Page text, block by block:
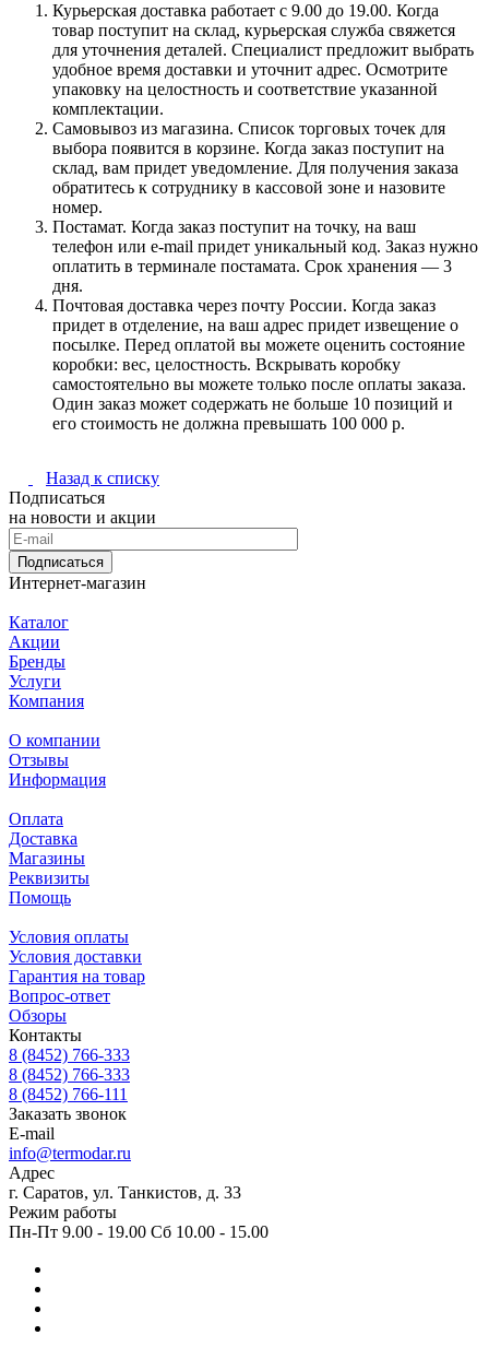
Курьерская доставка работает с 9.00 до 19.00. Когда
товар поступит на склад, курьерская служба свяжется
для уточнения деталей. Специалист предложит выбрать
удобное время доставки и уточнит адрес. Осмотрите
упаковку на целостность и соответствие указанной
комплектации.
Самовывоз из магазина. Список торговых точек для
выбора появится в корзине. Когда заказ поступит на
склад, вам придет уведомление. Для получения заказа
обратитесь к сотруднику в кассовой зоне и назовите
номер.
Постамат. Когда заказ поступит на точку, на ваш
телефон или e-mail придет уникальный код. Заказ нужно
оплатить в терминале постамата. Срок хранения — 3
дня.
Почтовая доставка через почту России. Когда заказ
придет в отделение, на ваш адрес придет извещение о
посылке. Перед оплатой вы можете оценить состояние
коробки: вес, целостность. Вскрывать коробку
самостоятельно вы можете только после оплаты заказа.
Один заказ может содержать не больше 10 позиций и
его стоимость не должна превышать 100 000 р.
Назад к списку
Подписаться
на новости и акции
Подписаться
Интернет-магазин
Каталог
Акции
Бренды
Услуги
Компания
О компании
Отзывы
Информация
Оплата
Доставка
Магазины
Реквизиты
Помощь
Условия оплаты
Условия доставки
Гарантия на товар
Вопрос-ответ
Обзоры
Контакты
8 (8452) 766-333
8 (8452) 766-333
8 (8452) 766-111
Заказать звонок
E-mail
info@termodar.ru
Адрес
г. Саратов, ул. Танкистов, д. 33
Режим работы
Пн-Пт 9.00 - 19.00 Сб 10.00 - 15.00